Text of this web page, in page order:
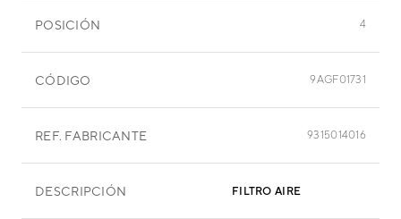
POSICIÓN 4
CÓDIGO 9AGF01731
REF. FABRICANTE 9315014016
DESCRIPCIÓN FILTRO AIRE